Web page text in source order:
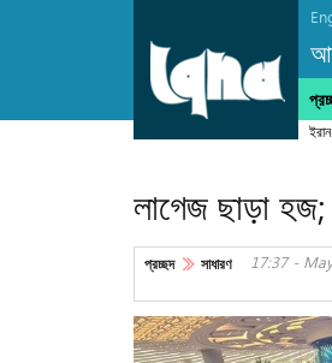
লাগেজ ছাড়া
প্রচ্ছদ সাধারণ 17:37 -